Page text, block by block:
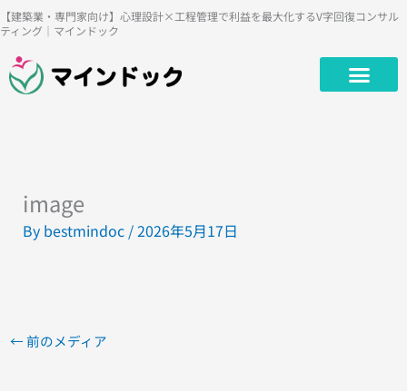
内
容
を
ス
【建築業・専門家向け】心理設計×工程管理で利益を最大化するV字回復コンサル
ティング｜マインドック
image
By bestmindoc /2026年5月17日
←前のメディア